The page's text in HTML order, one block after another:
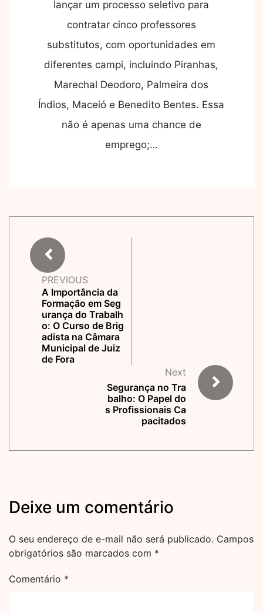
lançar um processo seletivo para
contratar cinco professores
substitutos, com oportunidades em
diferentes campi, incluindo Piranhas,
Marechal Deodoro, Palmeira dos
Índios, Maceió e Benedito Bentes. Essa
não é apenas uma chance de
emprego;…
PREVIOUS
A Importância da
Formação em Seg
urança do Trabalh
o: O Curso de Brig
adista na Câmara
Municipal de Juiz
de Fora
Next
Segurança no Tra
balho: O Papel do
s Profissionais Ca
pacitados
Deixe um comentário
O seu endereço de e-mail não será publicado. Campos
obrigatórios são marcados com *
Comentário *